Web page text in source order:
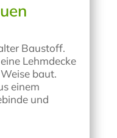
Baustoff.
Lehmdecke
baut.
einem
und